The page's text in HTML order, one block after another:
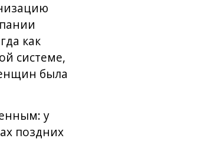
как
системе,
была
у
поздних